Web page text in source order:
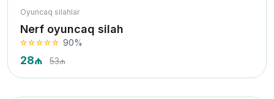
Oyuncaq silahlar
Nerf oyuncaq silah
90%
28₼ 53₼